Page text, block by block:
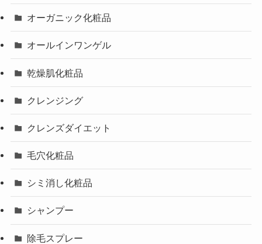
オーガニック化粧品
オールインワンゲル
乾燥肌化粧品
クレンジング
クレンズダイエット
毛穴化粧品
シミ消し化粧品
シャンプー
除毛スプレー